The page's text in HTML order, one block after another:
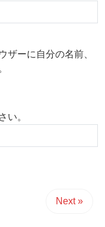
ザーに自分の名前、
い。
Next »